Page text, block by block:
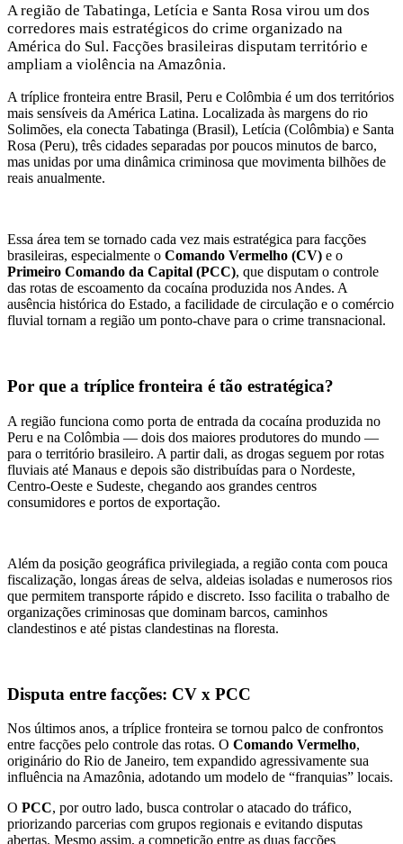
A região de Tabatinga, Letícia e Santa Rosa virou um dos
corredores mais estratégicos do crime organizado na
América do Sul. Facções brasileiras disputam território e
ampliam a violência na Amazônia.
A tríplice fronteira entre Brasil, Peru e Colômbia é um dos territórios
mais sensíveis da América Latina. Localizada às margens do rio
Solimões, ela conecta Tabatinga (Brasil), Letícia (Colômbia) e Santa
Rosa (Peru), três cidades separadas por poucos minutos de barco,
mas unidas por uma dinâmica criminosa que movimenta bilhões de
reais anualmente.
Essa área tem se tornado cada vez mais estratégica para facções
brasileiras, especialmente o Comando Vermelho (CV) e o
Primeiro Comando da Capital (PCC), que disputam o controle
das rotas de escoamento da cocaína produzida nos Andes. A
ausência histórica do Estado, a facilidade de circulação e o comércio
fluvial tornam a região um ponto-chave para o crime transnacional.
Por que a tríplice fronteira é tão estratégica?
A região funciona como porta de entrada da cocaína produzida no
Peru e na Colômbia — dois dos maiores produtores do mundo —
para o território brasileiro. A partir dali, as drogas seguem por rotas
fluviais até Manaus e depois são distribuídas para o Nordeste,
Centro-Oeste e Sudeste, chegando aos grandes centros
consumidores e portos de exportação.
Além da posição geográfica privilegiada, a região conta com pouca
fiscalização, longas áreas de selva, aldeias isoladas e numerosos rios
que permitem transporte rápido e discreto. Isso facilita o trabalho de
organizações criminosas que dominam barcos, caminhos
clandestinos e até pistas clandestinas na floresta.
Disputa entre facções: CV x PCC
Nos últimos anos, a tríplice fronteira se tornou palco de confrontos
entre facções pelo controle das rotas. O Comando Vermelho,
originário do Rio de Janeiro, tem expandido agressivamente sua
influência na Amazônia, adotando um modelo de “franquias” locais.
O PCC, por outro lado, busca controlar o atacado do tráfico,
priorizando parcerias com grupos regionais e evitando disputas
abertas. Mesmo assim, a competição entre as duas facções